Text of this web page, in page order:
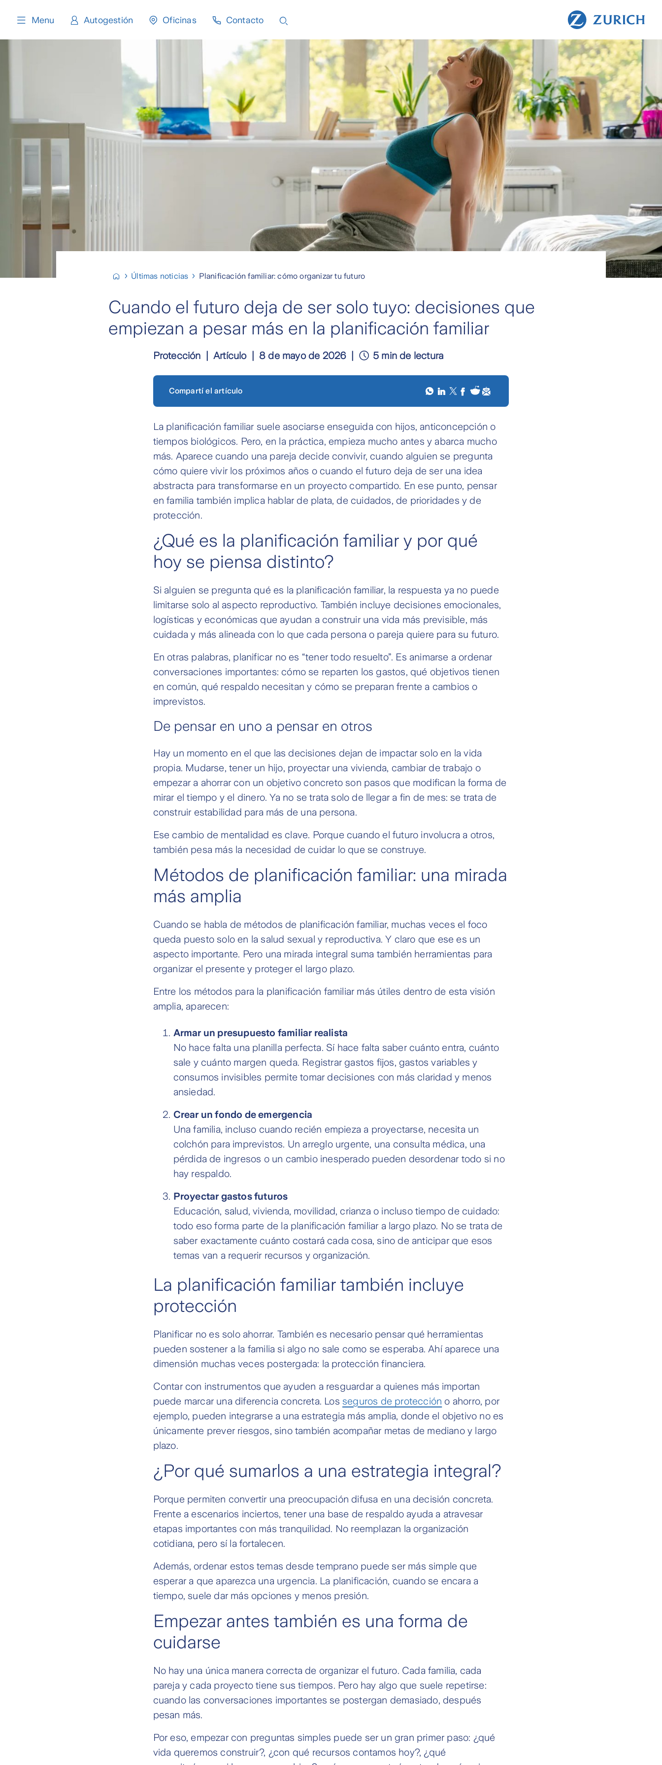
Menu Autogestión Oficinas Contacto
Últimas noticias Planificación familiar: cómo organizar tu futuro
Cuando el futuro deja de ser solo tuyo: decisiones que
empiezan a pesar más en la planificación familiar
Protección Artículo 8 de mayo de 2026 5 min de lectura
Compartí el artículo
La planificación familiar suele asociarse enseguida con hijos, anticoncepción o
tiempos biológicos. Pero, en la práctica, empieza mucho antes y abarca mucho
más. Aparece cuando una pareja decide convivir, cuando alguien se pregunta
cómo quiere vivir los próximos años o cuando el futuro deja de ser una idea
abstracta para transformarse en un proyecto compartido. En ese punto, pensar
en familia también implica hablar de plata, de cuidados, de prioridades y de
protección.
¿Qué es la planificación familiar y por qué
hoy se piensa distinto?
Si alguien se pregunta qué es la planificación familiar, la respuesta ya no puede
limitarse solo al aspecto reproductivo. También incluye decisiones emocionales,
logísticas y económicas que ayudan a construir una vida más previsible, más
cuidada y más alineada con lo que cada persona o pareja quiere para su futuro.
En otras palabras, planificar no es “tener todo resuelto”. Es animarse a ordenar
conversaciones importantes: cómo se reparten los gastos, qué objetivos tienen
en común, qué respaldo necesitan y cómo se preparan frente a cambios o
imprevistos.
De pensar en uno a pensar en otros
Hay un momento en el que las decisiones dejan de impactar solo en la vida
propia. Mudarse, tener un hijo, proyectar una vivienda, cambiar de trabajo o
empezar a ahorrar con un objetivo concreto son pasos que modifican la forma de
mirar el tiempo y el dinero. Ya no se trata solo de llegar a fin de mes: se trata de
construir estabilidad para más de una persona.
Ese cambio de mentalidad es clave. Porque cuando el futuro involucra a otros,
también pesa más la necesidad de cuidar lo que se construye.
Métodos de planificación familiar: una mirada
más amplia
Cuando se habla de métodos de planificación familiar, muchas veces el foco
queda puesto solo en la salud sexual y reproductiva. Y claro que ese es un
aspecto importante. Pero una mirada integral suma también herramientas para
organizar el presente y proteger el largo plazo.
Entre los métodos para la planificación familiar más útiles dentro de esta visión
amplia, aparecen:
Armar un presupuesto familiar realista
No hace falta una planilla perfecta. Sí hace falta saber cuánto entra, cuánto
sale y cuánto margen queda. Registrar gastos fijos, gastos variables y
consumos invisibles permite tomar decisiones con más claridad y menos
ansiedad.
Crear un fondo de emergencia
Una familia, incluso cuando recién empieza a proyectarse, necesita un
colchón para imprevistos. Un arreglo urgente, una consulta médica, una
pérdida de ingresos o un cambio inesperado pueden desordenar todo si no
hay respaldo.
Proyectar gastos futuros
Educación, salud, vivienda, movilidad, crianza o incluso tiempo de cuidado:
todo eso forma parte de la planificación familiar a largo plazo. No se trata de
saber exactamente cuánto costará cada cosa, sino de anticipar que esos
temas van a requerir recursos y organización.
La planificación familiar también incluye
protección
Planificar no es solo ahorrar. También es necesario pensar qué herramientas
pueden sostener a la familia si algo no sale como se esperaba. Ahí aparece una
dimensión muchas veces postergada: la protección financiera.
Contar con instrumentos que ayuden a resguardar a quienes más importan
puede marcar una diferencia concreta. Los seguros de protección o ahorro, por
ejemplo, pueden integrarse a una estrategia más amplia, donde el objetivo no es
únicamente prever riesgos, sino también acompañar metas de mediano y largo
plazo.
¿Por qué sumarlos a una estrategia integral?
Porque permiten convertir una preocupación difusa en una decisión concreta.
Frente a escenarios inciertos, tener una base de respaldo ayuda a atravesar
etapas importantes con más tranquilidad. No reemplazan la organización
cotidiana, pero sí la fortalecen.
Además, ordenar estos temas desde temprano puede ser más simple que
esperar a que aparezca una urgencia. La planificación, cuando se encara a
tiempo, suele dar más opciones y menos presión.
Empezar antes también es una forma de
cuidarse
No hay una única manera correcta de organizar el futuro. Cada familia, cada
pareja y cada proyecto tiene sus tiempos. Pero hay algo que suele repetirse:
cuando las conversaciones importantes se postergan demasiado, después
pesan más.
Por eso, empezar con preguntas simples puede ser un gran primer paso: ¿qué
vida queremos construir?, ¿con qué recursos contamos hoy?, ¿qué